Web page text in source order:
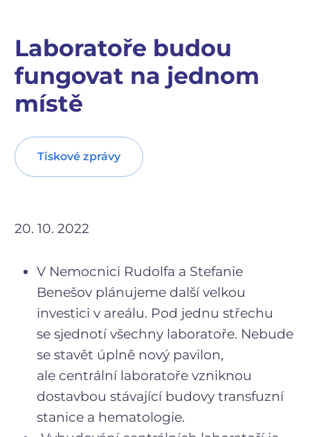
Laboratoře budou
fungovat na jednom
místě
Tiskové zprávy
20. 10. 2022
V Nemocnici Rudolfa a Stefanie
Benešov plánujeme další velkou
investici v areálu. Pod jednu střechu
se sjednotí všechny laboratoře. Nebude
se stavět úplně nový pavilon,
ale centrální laboratoře vzniknou
dostavbou stávající budovy transfuzní
stanice a hematologie.